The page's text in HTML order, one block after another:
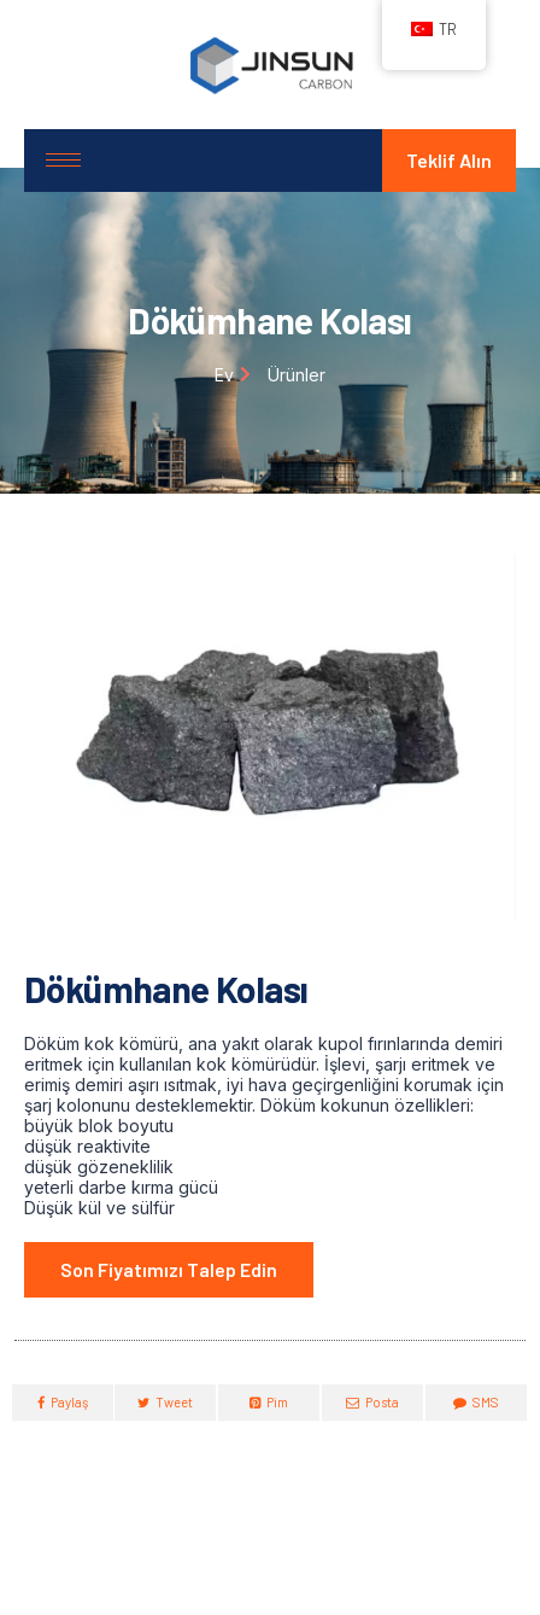
Teklif Alın
Dökümhane Kolası
Ev Ürünler
Dökümhane Kolası
Döküm kok kömürü, ana yakıt olarak kupol fırınlarında demiri
eritmek için kullanılan kok kömürüdür. İşlevi, şarjı eritmek ve
erimiş demiri aşırı ısıtmak, iyi hava geçirgenliğini korumak için
şarj kolonunu desteklemektir. Döküm kokunun özellikleri:
büyük blok boyutu
düşük reaktivite
düşük gözeneklilik
yeterli darbe kırma gücü
Düşük kül ve sülfür
Son Fiyatımızı Talep Edin
Paylaş Tweet Pim Posta SMS
TR